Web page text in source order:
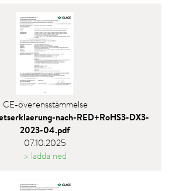
CE-överensstämmelse
nach-RED+RoHS3-DX3-
2023-04.pdf
07.10.2025
> ladda ned